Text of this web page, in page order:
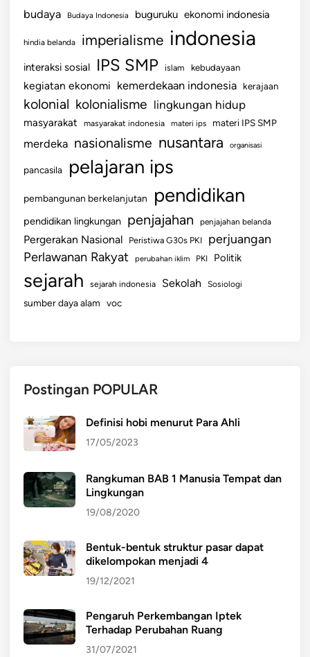
budaya Budaya Indonesia buguruku ekonomi indonesia
hindia belanda imperialisme indonesia
interaksi sosial IPS SMP islam kebudayaan
kegiatan ekonomi kemerdekaan indonesia kerajaan
kolonial kolonialisme lingkungan hidup
masyarakat masyarakat indonesia materi ips materi IPS SMP
merdeka nasionalisme nusantara organisasi
pancasila pelajaran ips
pembangunan berkelanjutan pendidikan
pendidikan lingkungan penjajahan penjajahan belanda
Pergerakan Nasional Peristiwa G30s PKI perjuangan
Perlawanan Rakyat perubahan iklim PKI Politik
sejarah sejarah indonesia Sekolah Sosiologi
sumber daya alam voc
Postingan POPULAR
Definisi hobi menurut Para Ahli
17/05/2023
Rangkuman BAB 1 Manusia Tempat dan
Lingkungan
19/08/2020
Bentuk-bentuk struktur pasar dapat
dikelompokan menjadi 4
19/12/2021
Pengaruh Perkembangan Iptek
Terhadap Perubahan Ruang
31/07/2021